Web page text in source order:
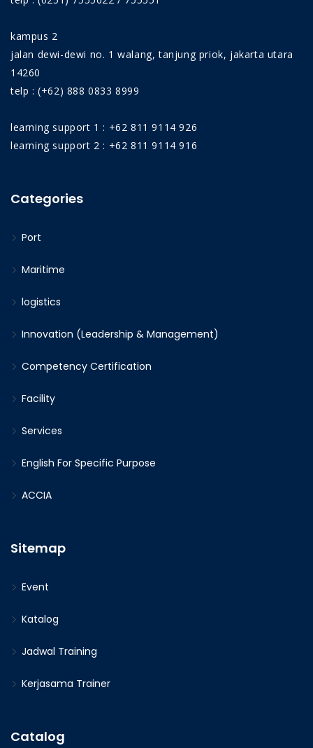
kampus 2
jalan dewi-dewi no. 1 walang, tanjung priok, jakarta utara
14260
telp : (+62) 888 0833 8999
learning support 1 : +62 811 9114 926
learning support 2 : +62 811 9114 916
Categories
Port
Maritime
logistics
Innovation (Leadership & Management)
Competency Certification
Facility
Services
English For Specific Purpose
ACCIA
Sitemap
Event
Katalog
Jadwal Training
Kerjasama Trainer
Catalog